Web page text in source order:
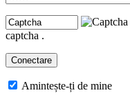
captcha .
Amintește-ți de mine